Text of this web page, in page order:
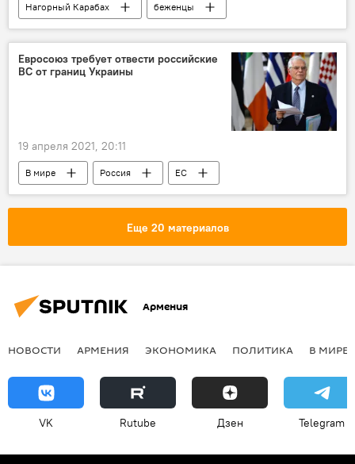
Нагорный Карабах
беженцы
строительство
Евросоюз требует отвести российские
ВС от границ Украины
19 апреля 2021, 20:11
В мире Россия
ЕС
Украина
Вооруженные силы
Еще 20 материалов
Армения
НОВОСТИ АРМЕНИЯ ЭКОНОМИКА ПОЛИТИКА В МИРЕ
VK Rutube Дзен Telegram